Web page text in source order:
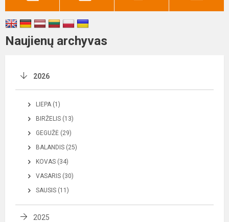
Naujienų archyvas
2026
LIEPA (1)
BIRŽELIS (13)
GEGUŽĖ (29)
BALANDIS (25)
KOVAS (34)
VASARIS (30)
SAUSIS (11)
2025